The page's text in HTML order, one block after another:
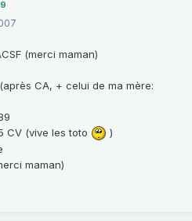
(merci maman)
CA, + celui de ma mère:
CV (vive les toto
)
maman)